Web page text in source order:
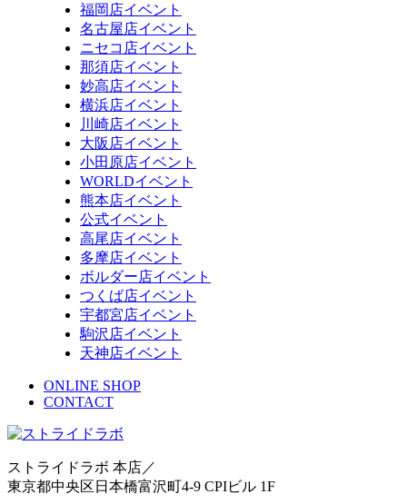
福岡店イベント
名古屋店イベント
ニセコ店イベント
那須店イベント
妙高店イベント
横浜店イベント
川崎店イベント
大阪店イベント
小田原店イベント
WORLDイベント
熊本店イベント
公式イベント
高尾店イベント
多摩店イベント
ボルダー店イベント
つくば店イベント
宇都宮店イベント
駒沢店イベント
天神店イベント
ONLINE SHOP
CONTACT
ストライドラボ 本店／
東京都中央区日本橋富沢町4-9 CPIビル 1F